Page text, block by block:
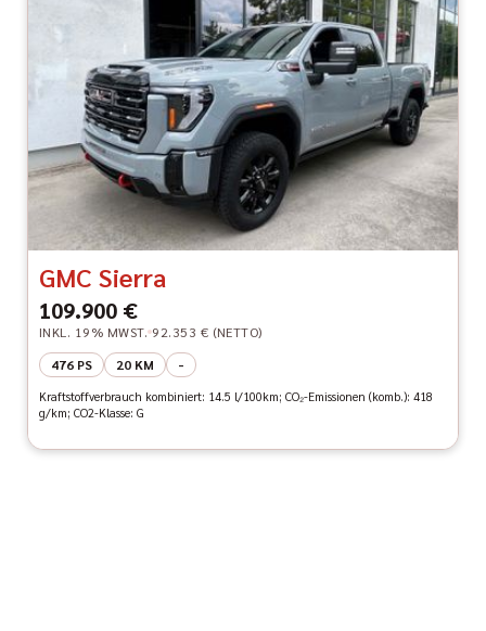
GMC Sierra
109.900 €
INKL. 19% MWST. 92.353 € (NETTO)
476 PS
20 KM -
Kraftstoffverbrauch kombiniert: 14.5 l/100km; CO₂-Emissionen (komb.): 418
g/km; CO2-Klasse: G